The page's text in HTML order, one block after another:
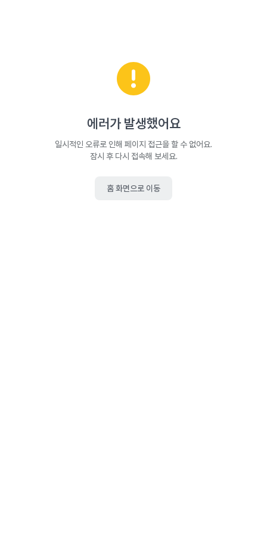
에러가 발생했어요
일시적인 오류로 인해 페이지 접근을 할 수 없어요.
잠시 후 다시 접속해 보세요.
홈 화면으로 이동